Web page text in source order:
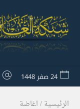
24 صفر 1448
الرئيسية/اغاضة